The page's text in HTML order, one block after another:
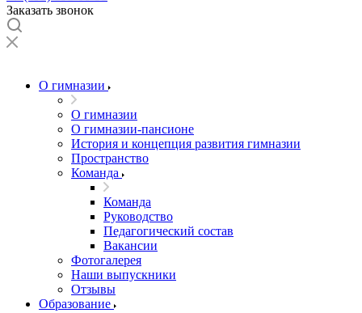
Заказать звонок
О гимназии
О гимназии
О гимназии-пансионе
История и концепция развития гимназии
Пространство
Команда
Команда
Руководство
Педагогический состав
Вакансии
Фотогалерея
Наши выпускники
Отзывы
Образование